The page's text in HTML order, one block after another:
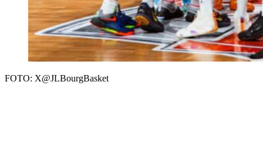
FOTO: X@JLBourgBasket